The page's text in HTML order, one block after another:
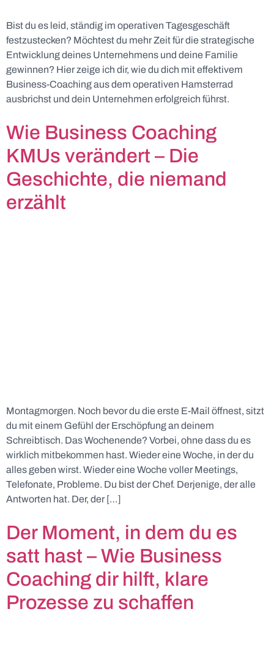
Bist du es leid, ständig im operativen Tagesgeschäft
festzustecken? Möchtest du mehr Zeit für die strategische
Entwicklung deines Unternehmens und deine Familie
gewinnen? Hier zeige ich dir, wie du dich mit effektivem
Business-Coaching aus dem operativen Hamsterrad
ausbrichst und dein Unternehmen erfolgreich führst.
Wie Business Coaching
KMUs verändert – Die
Geschichte, die niemand
erzählt
Montagmorgen. Noch bevor du die erste E-Mail öffnest, sitzt
du mit einem Gefühl der Erschöpfung an deinem
Schreibtisch. Das Wochenende? Vorbei, ohne dass du es
wirklich mitbekommen hast. Wieder eine Woche, in der du
alles geben wirst. Wieder eine Woche voller Meetings,
Telefonate, Probleme. Du bist der Chef. Derjenige, der alle
Antworten hat. Der, der […]
Der Moment, in dem du es
satt hast – Wie Business
Coaching dir hilft, klare
Prozesse zu schaffen